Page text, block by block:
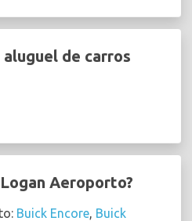
de carros
Aeroporto?
Buick Encore, Buick